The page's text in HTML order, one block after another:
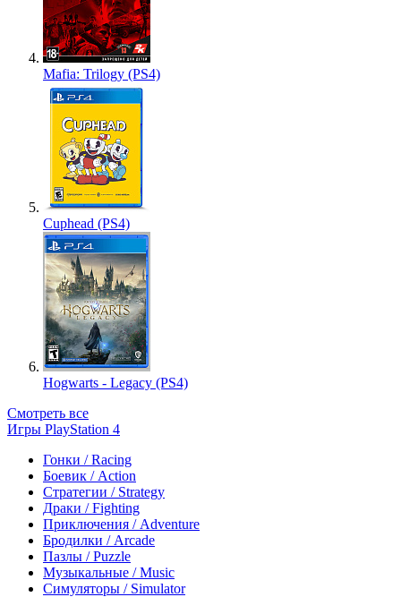
Mafia: Trilogy (PS4)
Cuphead (PS4)
Hogwarts - Legacy (PS4)
Смотреть все
Игры PlayStation 4
Гонки / Racing
Боевик / Action
Стратегии / Strategy
Драки / Fighting
Приключения / Adventure
Бродилки / Arcade
Пазлы / Puzzle
Музыкальные / Music
Симуляторы / Simulator